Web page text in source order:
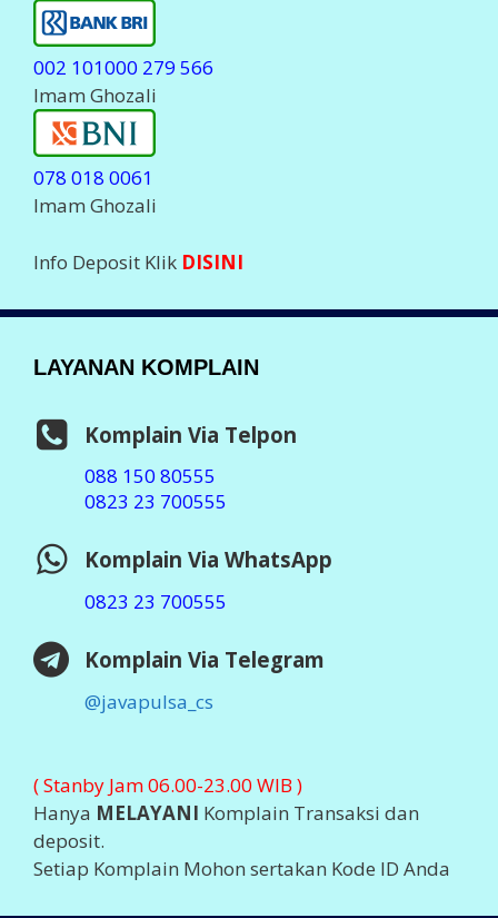
002 101000 279 566
Imam Ghozali
078 018 0061
Imam Ghozali
Info Deposit Klik DISINI
LAYANAN KOMPLAIN
Komplain Via Telpon
088 150 80555
0823 23 700555
Komplain Via WhatsApp
0823 23 700555
Komplain Via Telegram
@javapulsa_cs
( Stanby Jam 06.00-23.00 WIB )
Hanya MELAYANI Komplain Transaksi dan
deposit.
Setiap Komplain Mohon sertakan Kode ID Anda